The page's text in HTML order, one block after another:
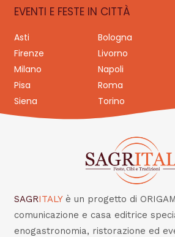
EVENTI E FESTE IN CITTÀ
Asti Bologna
Firenze
Livorno
Milano
Napoli
Pisa
Roma
Siena
Torino
SAGRITALY è un progetto di
comunicazione e casa editrice
enogastronomia, ristorazione ed